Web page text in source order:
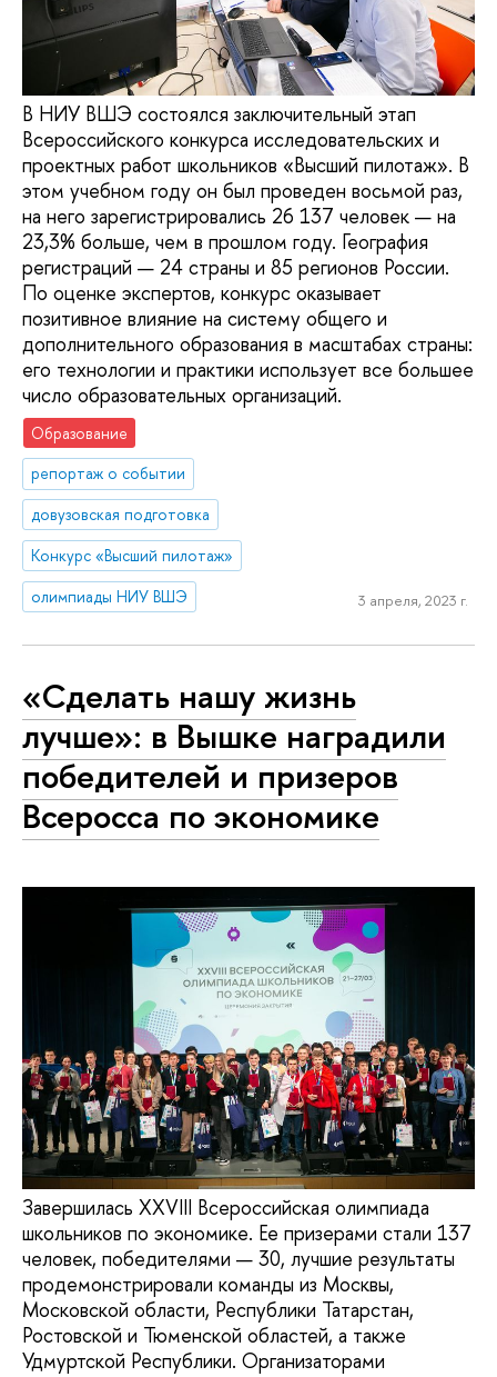
В НИУ ВШЭ состоялся заключительный этап
Всероссийского конкурса исследовательских и
проектных работ школьников «Высший пилотаж». В
этом учебном году он был проведен восьмой раз,
на него зарегистрировались 26 137 человек — на
23,3% больше, чем в прошлом году. География
регистраций — 24 страны и 85 регионов России.
По оценке экспертов, конкурс оказывает
позитивное влияние на систему общего и
дополнительного образования в масштабах страны:
его технологии и практики использует все большее
число образовательных организаций.
Образование
репортаж о событии
довузовская подготовка
Конкурс «Высший пилотаж»
олимпиады НИУ ВШЭ
3 апреля, 2023 г.
«Сделать нашу жизнь
лучше»: в Вышке наградили
победителей и призеров
Всеросса по экономике
Завершилась XXVIII Всероссийская олимпиада
школьников по экономике. Ее призерами стали 137
человек, победителями — 30, лучшие результаты
продемонстрировали команды из Москвы,
Московской области, Республики Татарстан,
Ростовской и Тюменской областей, а также
Удмуртской Республики. Организаторами